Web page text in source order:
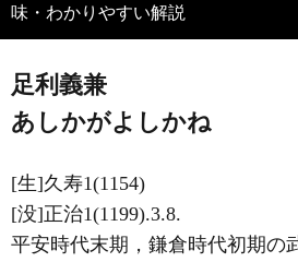
味・わかりやすい解説
足利義兼
あしかがよしかね
[生]久寿1(1154)
[没]正治1(1199).3.8.
平安時代末期，鎌倉時代初期の